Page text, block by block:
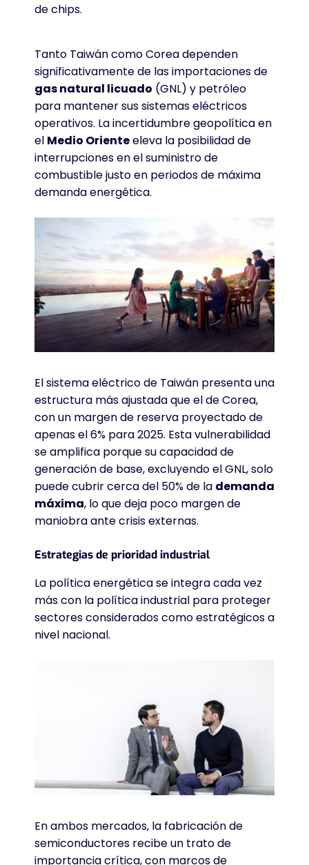
de chips.
Tanto Taiwán como Corea dependen
significativamente de las importaciones de
gas natural licuado (GNL) y petróleo
para mantener sus sistemas eléctricos
operativos. La incertidumbre geopolítica en
el Medio Orienteeleva la posibilidad de
interrupciones en el suministro de
combustible justo en periodos de máxima
demanda energética.
El sistema eléctrico de Taiwán presenta una
estructura más ajustada que el de Corea,
con un margen de reserva proyectado de
apenas el 6% para 2025. Esta vulnerabilidad
se amplifica porque su capacidad de
generación de base, excluyendo el GNL, solo
puede cubrir cerca del 50% de la demanda
máxima, lo que deja poco margen de
maniobra ante crisis externas.
Estrategias de prioridad industrial
La política energética se integra cada vez
más con la política industrial para proteger
sectores considerados como estratégicos a
nivel nacional.
En ambos mercados, la fabricación de
semiconductores recibe un trato de
importancia crítica, con marcos de